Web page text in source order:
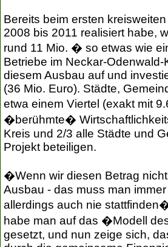
Bereits beim ersten
2008 bis 2011 realisiert habe,
rund 11 Mio. � so etwas wie
Betriebe im Neckar-
diesem Ausbau auf und
(36 Mio. Euro). Städte,
etwa einem Viertel (exakt mit
�berühmte�
Kreis und 2/3 alle Städte und
Projekt beteiligen.
�Wenn wir diesen Betrag
Ausbau - das muss man
allerdings auch nie
habe man auf das �Modell
gesetzt, und nun zeige sich,